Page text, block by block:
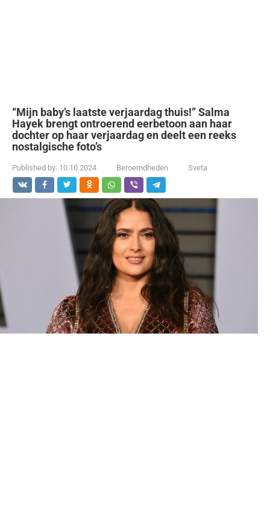
“Mijn baby’s laatste verjaardag thuis!” Salma
Hayek brengt ontroerend eerbetoon aan haar
dochter op haar verjaardag en deelt een reeks
nostalgische foto’s
Published by: 10.10.2024 Beroemdheden Sveta